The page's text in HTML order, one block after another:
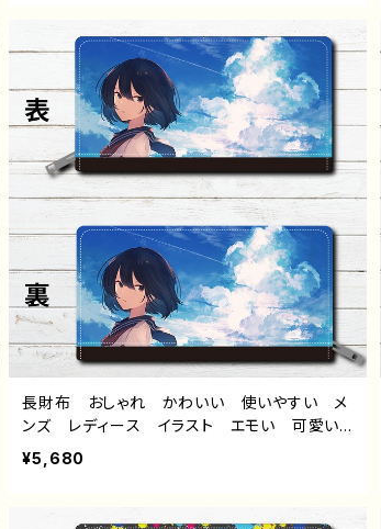
トル：「ホシアカリの森」 作：星灯れぬ F-5
長財布 おしゃれ かわいい 使いやすい メ
ンズ レディース イラスト エモい 可愛い
女の子 かわいい おしゃれ服 JK 女子高
校生 セーラー服 黒髪 ボブヘア ショート
ジック 個性的 おすすめ 人気 イラストレ
¥5,680